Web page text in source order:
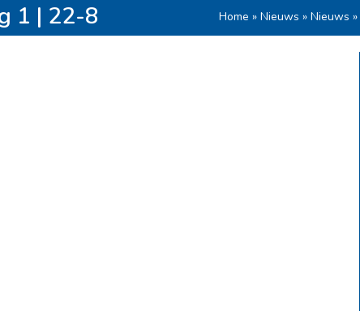
1 | 22-8 Home » Nieuws » Nieuws »